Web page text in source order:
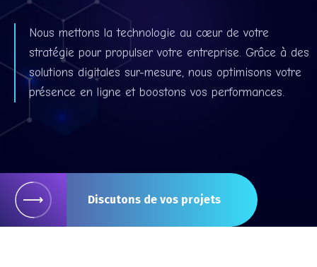
Nous mettons la technologie au cœur de votre
stratégie pour propulser votre entreprise. Grâce à des
solutions digitales sur-mesure, nous optimisons votre
présence en ligne et boostons vos performances.